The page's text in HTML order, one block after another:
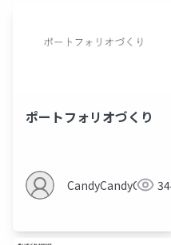
ポートフォリオづくり
CandyCandyCandy